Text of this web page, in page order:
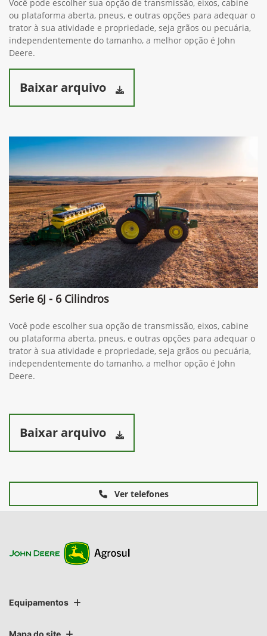
Você pode escolher sua opção de transmissão, eixos, cabine
ou plataforma aberta, pneus, e outras opções para adequar o
trator à sua atividade e propriedade, seja grãos ou pecuária,
independentemente do tamanho, a melhor opção é John
Deere.
Baixar arquivo
Serie 6J - 6 Cilindros
Você pode escolher sua opção de transmissão, eixos, cabine
ou plataforma aberta, pneus, e outras opções para adequar o
trator à sua atividade e propriedade, seja grãos ou pecuária,
independentemente do tamanho, a melhor opção é John
Deere.
Baixar arquivo
Ver telefones
Equipamentos
Mapa do site